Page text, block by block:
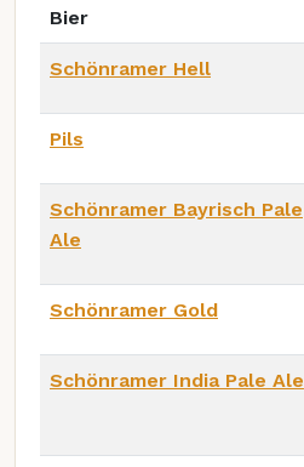
Bier
Schönramer Hell
Pils
Schönramer Bayrisch Pale
Ale
Schönramer Gold
Schönramer India Pale Ale